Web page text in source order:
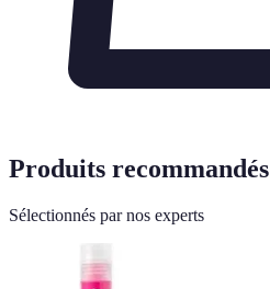
Produits recommandés
Sélectionnés par nos experts